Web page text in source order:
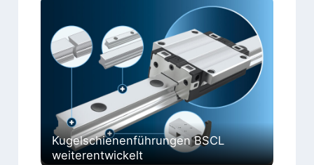
Kugelschienenführungen BSCL
weiterentwickelt